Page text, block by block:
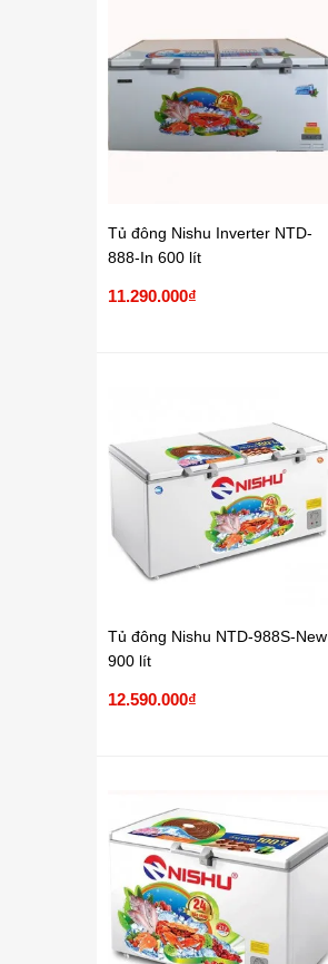
Tủ đông Nishu Inverter NTD-
888-In 600 lít
11.290.000₫
Tủ đông Nishu NTD-988S-New
900 lít
12.590.000₫